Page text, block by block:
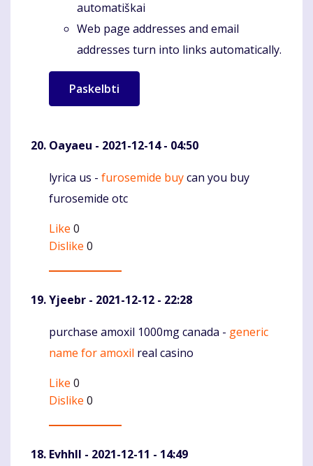
automatiškai
Web page addresses and email
addresses turn into links automatically.
Oayaeu - 2021-12-14 - 04:50
Komentaras
lyrica us - furosemide buycan you buy
furosemide otc
Like 0
Dislike 0
Yjeebr - 2021-12-12 - 22:28
Komentaras
purchase amoxil 1000mg canada - generic
name for amoxil real casino
Like 0
Dislike 0
Evhhll - 2021-12-11 - 14:49